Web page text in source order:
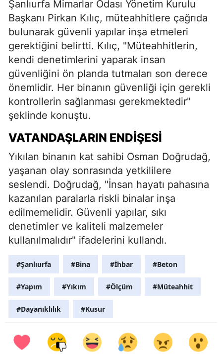
Şanlıurfa Mimarlar Odası Yönetim Kurulu
Başkanı Pirkan Kılıç, müteahhitlere çağrıda
bulunarak güvenli yapılar inşa etmeleri
gerektiğini belirtti. Kılıç, "Müteahhitlerin,
kendi denetimlerini yaparak insan
güvenliğini ön planda tutmaları son derece
önemlidir. Her binanın güvenliği için gerekli
kontrollerin sağlanması gerekmektedir"
şeklinde konuştu.
VATANDAŞLARIN ENDIŞESI
Yıkılan binanın kat sahibi Osman Doğrudağ,
yaşanan olay sonrasında yetkililere
seslendi. Doğrudağ, "İnsan hayatı pahasına
kazanılan paralarla riskli binalar inşa
edilmemelidir. Güvenli yapılar, sıkı
denetimler ve kaliteli malzemeler
kullanılmalıdır" ifadelerini kullandı.
#Şanlıurfa #Bina #İhbar #Beton
#Yapım #Yıkım #Ölçüm #Müteahhit
#Dayanıklılık #Kusur